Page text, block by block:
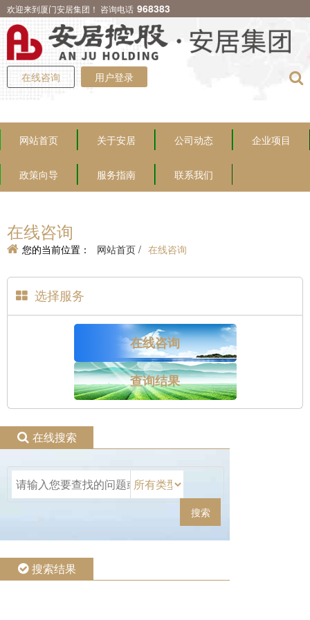
欢迎来到厦门安居集团！ 咨询电话 968383
在线咨询 用户登录
网站首页 关于安居 公司动态 企业项目
政策向导 服务指南 联系我们
在线咨询
您的当前位置： 网站首页 / 在线咨询
选择服务
在线咨询
查询结果
在线搜索
搜索
搜索结果